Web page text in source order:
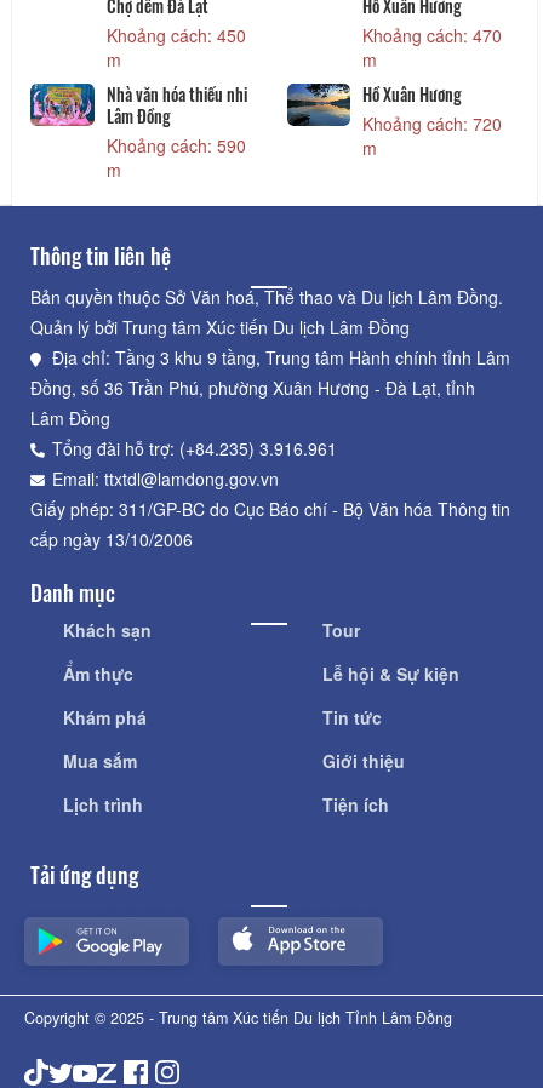
Chợ đêm Đà Lạt
Khoảng cách: 450
m
Hồ Xuân Hương
Khoảng cách: 470
m
Nhà văn hóa thiếu nhi
Lâm Đồng
Khoảng cách: 590
m
Hồ Xuân Hương
Khoảng cách: 720
m
Thông tin liên hệ
Bản quyền thuộc Sở Văn hoá, Thể thao và Du lịch Lâm Đồng.
Quản lý bởi Trung tâm Xúc tiến Du lịch Lâm Đồng
Địa chỉ: Tầng 3 khu 9 tầng, Trung tâm Hành chính tỉnh Lâm
Đồng, số 36 Trần Phú, phường Xuân Hương - Đà Lạt, tỉnh
Lâm Đồng
Tổng đài hỗ trợ: (+84.235) 3.916.961
Email: ttxtdl@lamdong.gov.vn
Giấy phép: 311/GP-BC do Cục Báo chí - Bộ Văn hóa Thông tin
cấp ngày 13/10/2006
Danh mục
Khách sạn
Ẩm thực
Khám phá
Mua sắm
Lịch trình
Tour
Lễ hội & Sự kiện
Tin tức
Giới thiệu
Tiện ích
Tải ứng dụng
Copyright © 2025 - Trung tâm Xúc tiến Du lịch Tỉnh Lâm Đồng